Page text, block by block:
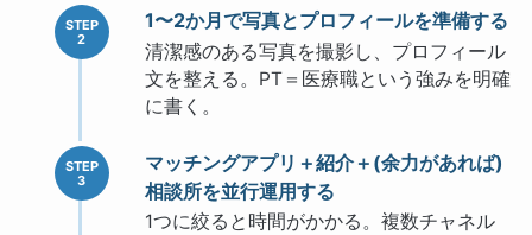
1〜2か月で写真とプロフィールを準備する
清潔感のある写真を撮影し、プロフィール
文を整える。PT＝医療職という強みを明確
に書く。
マッチングアプリ＋紹介＋(余力があれば)
相談所を並行運用する
1つに絞ると時間がかかる。複数チャネル